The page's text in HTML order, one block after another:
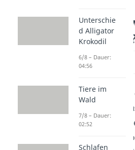
Merkmale:
Schakal
zur
Schakale
wolfsähnlichen
Kopfhöhe von
Meter sind sie
Unterschie
d Alligator
Krokodil
6/8 – Dauer:
04:56
Tiere im
Wald
7/8 – Dauer:
02:52
Schlafen